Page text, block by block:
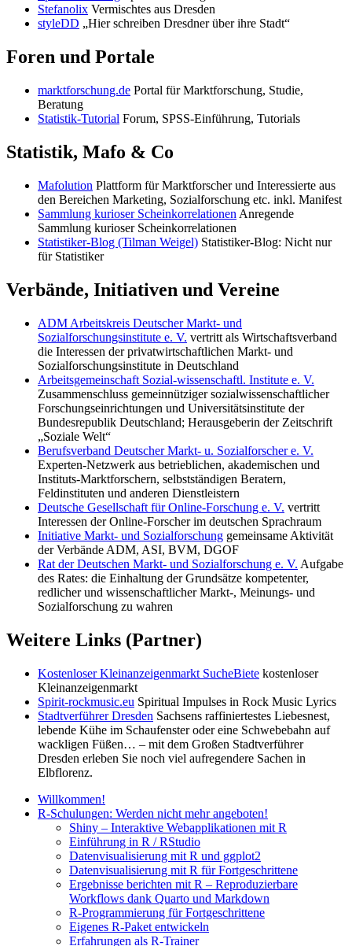
Stefanolix Vermischtes aus Dresden
styleDD „Hier schreiben Dresdner über ihre Stadt“
Foren und Portale
marktforschung.de Portal für Marktforschung, Studie,
Beratung
Statistik-Tutorial Forum, SPSS-Einführung, Tutorials
Statistik, Mafo & Co
Mafolution Plattform für Marktforscher und Interessierte aus
den Bereichen Marketing, Sozialforschung etc. inkl. Manifest
Sammlung kurioser Scheinkorrelationen Anregende
Sammlung kurioser Scheinkorrelationen
Statistiker-Blog (Tilman Weigel) Statistiker-Blog: Nicht nur
für Statistiker
Verbände, Initiativen und Vereine
ADM Arbeitskreis Deutscher Markt- und
Sozialforschungsinstitute e. V. vertritt als Wirtschaftsverband
die Interessen der privatwirtschaftlichen Markt- und
Sozialforschungsinstitute in Deutschland
Arbeitsgemeinschaft Sozial-wissenschaftl. Institute e. V.
Zusammenschluss gemeinnütziger sozialwissenschaftlicher
Forschungseinrichtungen und Universitätsinstitute der
Bundesrepublik Deutschland; Herausgeberin der Zeitschrift
„Soziale Welt“
Berufsverband Deutscher Markt- u. Sozialforscher e. V.
Experten-Netzwerk aus betrieblichen, akademischen und
Instituts-Marktforschern, selbstständigen Beratern,
Feldinstituten und anderen Dienstleistern
Deutsche Gesellschaft für Online-Forschung e. V. vertritt
Interessen der Online-Forscher im deutschen Sprachraum
Initiative Markt- und Sozialforschung gemeinsame Aktivität
der Verbände ADM, ASI, BVM, DGOF
Rat der Deutschen Markt- und Sozialforschung e. V. Aufgabe
des Rates: die Einhaltung der Grundsätze kompetenter,
redlicher und wissenschaftlicher Markt-, Meinungs- und
Sozialforschung zu wahren
Weitere Links (Partner)
Kostenloser Kleinanzeigenmarkt SucheBiete kostenloser
Kleinanzeigenmarkt
Spirit-rockmusic.eu Spiritual Impulses in Rock Music Lyrics
Stadtverführer Dresden Sachsens raffiniertestes Liebesnest,
lebende Kühe im Schaufenster oder eine Schwebebahn auf
wackligen Füßen… – mit dem Großen Stadtverführer
Dresden erleben Sie noch viel aufregendere Sachen in
Elbflorenz.
Willkommen!
R-Schulungen: Werden nicht mehr angeboten!
Shiny – Interaktive Webapplikationen mit R
Einführung in R / RStudio
Datenvisualisierung mit R und ggplot2
Datenvisualisierung mit R für Fortgeschrittene
Ergebnisse berichten mit R – Reproduzierbare
Workflows dank Quarto und Markdown
R-Programmierung für Fortgeschrittene
Eigenes R-Paket entwickeln
Erfahrungen als R-Trainer